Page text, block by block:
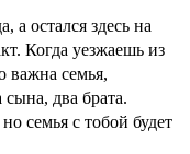
а остался здесь на
Когда уезжаешь из
важна семья,
два брата.
семья с тобой будет